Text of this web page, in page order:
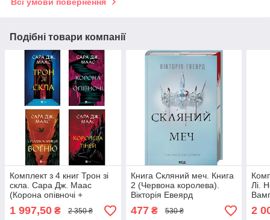
Подібні товари компанії
Комплект з 4 книг Трон зі
скла. Сара Дж. Маас
(Корона опівночі +
Спадкоємиця вогню +
Королева тіней та ін)
1 997,50 ₴ 2 350 ₴
Книга Скляний меч. Книга
2 (Червона королева).
Вікторія Eвеярд
477₴ 530 ₴
Лі.
2